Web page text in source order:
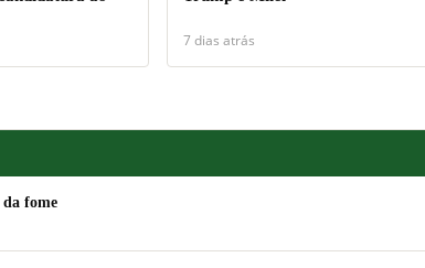
7 dias atrás
fome